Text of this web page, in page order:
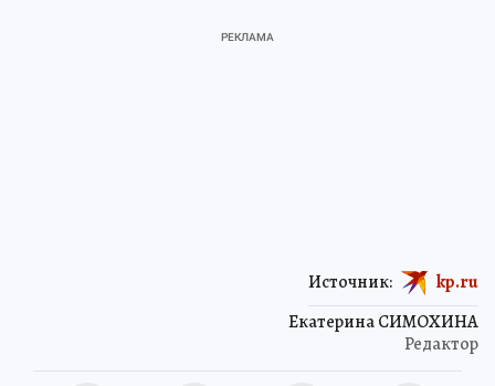
Екатерина СИМОХИНА
Редактор
Источник: kp.ru